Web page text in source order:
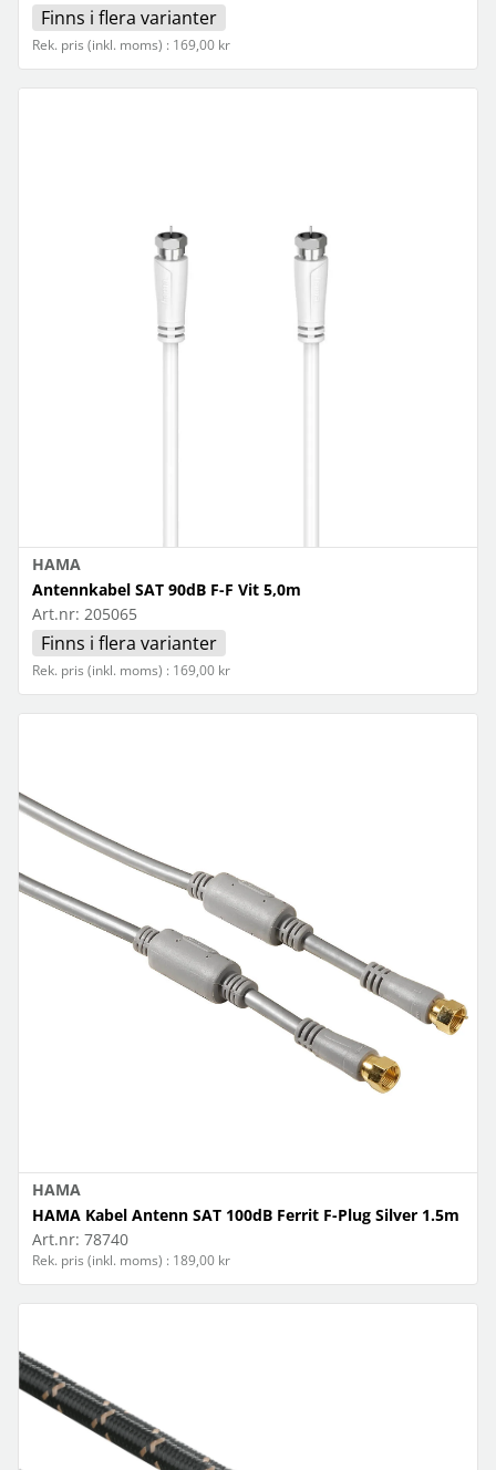
Finns i flera varianter
Rek. pris (inkl. moms) : 169,00 kr
HAMA
Antennkabel SAT 90dB F-F Vit 5,0m
Art.nr: 205065
Finns i flera varianter
Rek. pris (inkl. moms) : 169,00 kr
HAMA
HAMA Kabel Antenn SAT 100dB Ferrit F-Plug Silver 1.5m
Art.nr: 78740
Rek. pris (inkl. moms) : 189,00 kr